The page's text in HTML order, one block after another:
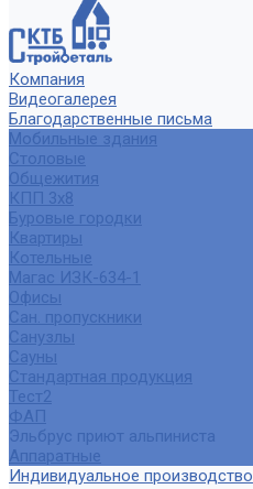
Компания
Видеогалерея
Благодарственные письма
Мобильные здания
Столовые
Общежития
КПП 3х8
Буровые городки
Квартиры
Котельные
Магас ИЗК-634-1
Офисы
Сан. пропускники
Санузлы
Сауны
Стандартная продукция
Тест2
ФАП
Эльбрус приют альпиниста
Аппаратные
Индивидуальное производство